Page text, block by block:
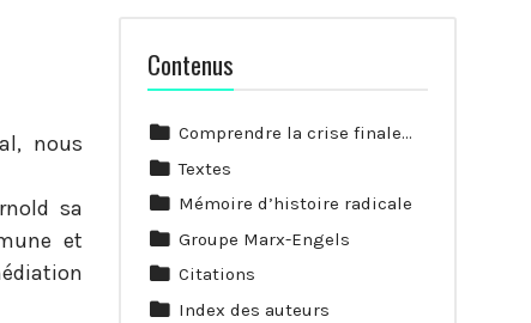
nous
sa
et
Contenus
Comprendre la crise finale…
Textes
Mémoire d’histoire radicale
Groupe Marx-Engels
Citations
Index des auteurs